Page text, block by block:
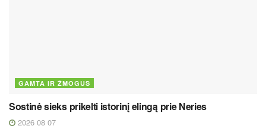
GAMTA IR ŽMOGUS
Sostinė sieks prikelti istorinį elingą prie Neries
2026 08 07